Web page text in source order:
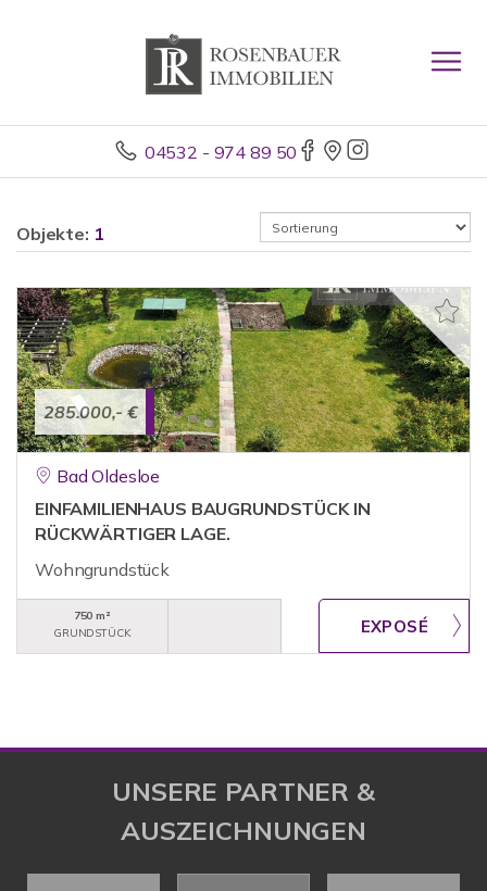
04532 - 974 89 50
Objekte: 1
285.000,- €
Bad Oldesloe
EINFAMILIENHAUS BAUGRUNDSTÜCK IN
RÜCKWÄRTIGER LAGE.
Wohngrundstück
750 m²
GRUNDSTÜCK
UNSERE PARTNER &
AUSZEICHNUNGEN